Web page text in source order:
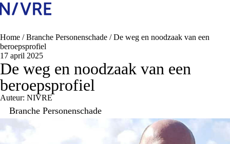
Home /Branche Personenschade /De weg en noodzaak van een
beroepsprofiel
17 april 2025
De weg en noodzaak van een
beroepsprofiel
Auteur: NIVRE
Branche Personenschade